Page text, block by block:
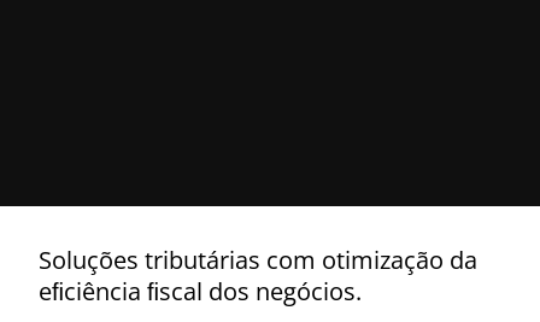
Soluções tributárias com otimização da
eﬁciência ﬁscal dos negócios.